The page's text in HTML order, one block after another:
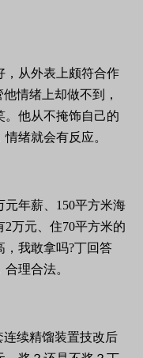
，从外表上颇符合作
情绪上却做不到，
。他从不掩饰自己的
绪就会有反应。
年薪、150平方米海
万元、住70平方米的
我敢拿吗?丁回答
理合法。
连续精馏装置技改后